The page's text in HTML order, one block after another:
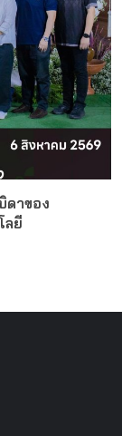
ดาของ
ลยี